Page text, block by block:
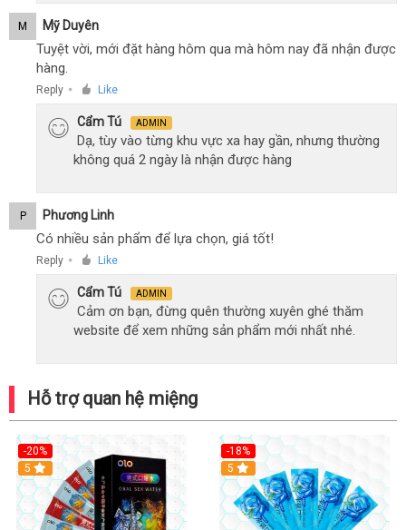
M Mỹ Duyên
Tuyệt vời, mới đặt hàng hôm qua mà hôm nay đã nhận được
hàng.
Reply ● Like
Cẩm Tú ADMIN
Dạ, tùy vào từng khu vực xa hay gần, nhưng thường
không quá 2 ngày là nhận được hàng
P Phương Linh
Có nhiều sản phẩm để lựa chọn, giá tốt!
Reply ● Like
Cẩm Tú ADMIN
Cảm ơn bạn, đừng quên thường xuyên ghé thăm
website để xem những sản phẩm mới nhất nhé.
Hỗ trợ quan hệ miệng
-20%
Hot
5
-18%
5